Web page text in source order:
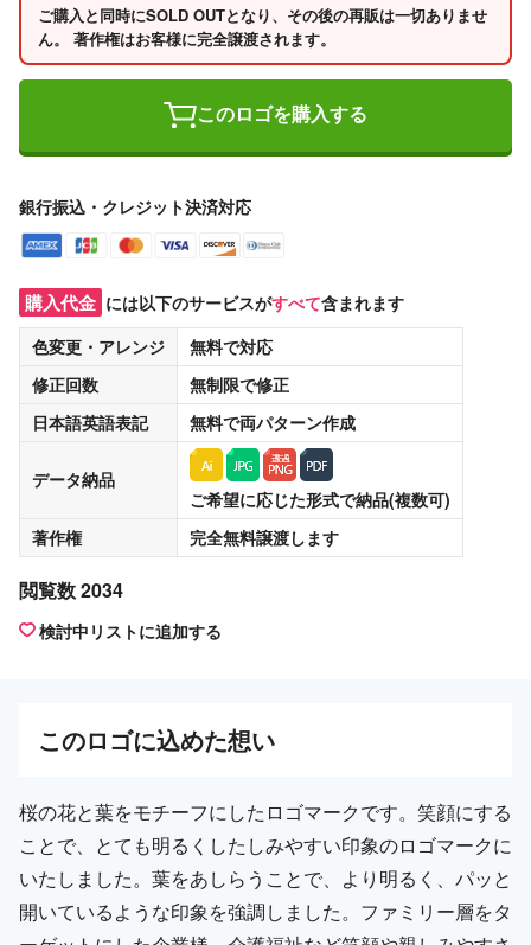
ご購入と同時にSOLD OUTとなり、その後の再販は一切ありませ
ん。 著作権はお客様に完全譲渡されます。
このロゴを購入する
銀行振込・クレジット決済対応
購入代金 には以下のサービスがすべて含まれます
色変更・アレンジ
無料で対応
修正回数
無制限で修正
日本語英語表記
無料で両パターン作成
データ納品
ご希望に応じた形式で納品(複数可)
著作権
完全無料譲渡します
閲覧数 2034
検討中リストに追加する
このロゴに込めた想い
桜の花と葉をモチーフにしたロゴマークです。笑顔にする
ことで、とても明るくしたしみやすい印象のロゴマークに
いたしました。葉をあしらうことで、より明るく、パッと
開いているような印象を強調しました。ファミリー層をタ